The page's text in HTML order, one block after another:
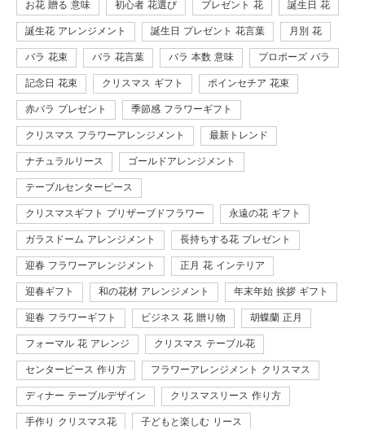
お花 贈る 意味 初心者 花選び プレゼント 花 誕生日 花
誕生花 アレンジメント 誕生日 プレゼント 花言葉 月別 花
バラ 花束 バラ 花言葉 バラ 本数 意味 プロポーズ バラ
記念日 花束 クリスマス ギフト ポインセチア 花束
赤バラ プレゼント 季節感 フラワーギフト
クリスマス フラワーアレンジメント 最新トレンド
ナチュラルリース ゴールドアレンジメント
テーブルセンターピース
クリスマスギフト プリザーブドフラワー 永遠の花 ギフト
ガラスドーム アレンジメント 長持ちする花 プレゼント
迎春 フラワーアレンジメント 正月 花 インテリア
迎春ギフト 和の花材 アレンジメント 年末年始 挨拶 ギフト
迎春 フラワーギフト ビジネス 花 贈り物 胡蝶蘭 正月
フォーマル 花 アレンジ クリスマス テーブル花
センターピース 作り方 フラワーアレンジメント クリスマス
ディナー テーブルデザイン クリスマスリース 作り方
手作り クリスマス花 子どもと楽しむ リース